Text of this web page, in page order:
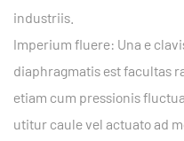
industriis.
Imperium fluere: Una e
diaphragmatis est facultas
etiam cum pressionis
utitur caule vel actuato ad